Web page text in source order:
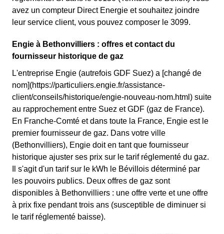
avez un compteur Direct Energie et souhaitez joindre
leur service client, vous pouvez composer le 3099.
Engie à Bethonvilliers : offres et contact du
fournisseur historique de gaz
L'entreprise Engie (autrefois GDF Suez) a [changé de
nom](https://particuliers.engie.fr/assistance-
client/conseils/historique/engie-nouveau-nom.html) suite
au rapprochement entre Suez et GDF (gaz de France).
En Franche-Comté et dans toute la France, Engie est le
premier fournisseur de gaz. Dans votre ville
(Bethonvilliers), Engie doit en tant que fournisseur
historique ajuster ses prix sur le tarif réglementé du gaz.
Il s'agit d'un tarif sur le kWh le Bévillois déterminé par
les pouvoirs publics. Deux offres de gaz sont
disponibles à Bethonvilliers : une offre verte et une offre
à prix fixe pendant trois ans (susceptible de diminuer si
le tarif réglementé baisse).